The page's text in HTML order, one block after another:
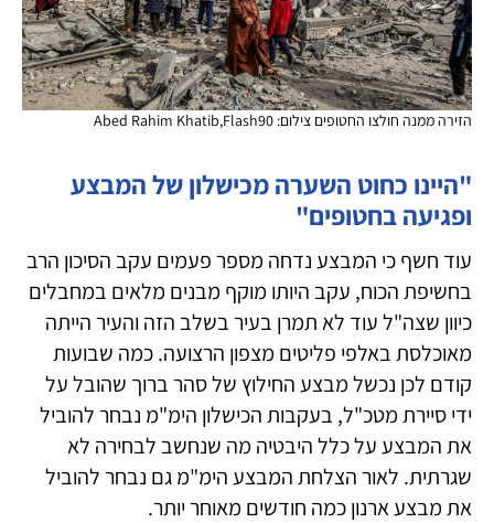
הזירה ממנה חולצו החטופים צילום: Abed Rahim Khatib,Flash90
"היינו כחוט השערה מכישלון של המבצע
ופגיעה בחטופים"
עוד חשף כי המבצע נדחה מספר פעמים עקב הסיכון הרב
בחשיפת הכוח, עקב היותו מוקף מבנים מלאים במחבלים
כיוון שצה"ל עוד לא תמרן בעיר בשלב הזה והעיר הייתה
מאוכלסת באלפי פליטים מצפון הרצועה. כמה שבועות
קודם לכן נכשל מבצע החילוץ של סהר ברוך שהובל על
ידי סיירת מטכ"ל, בעקבות הכישלון הימ"מ נבחר להוביל
את המבצע על כלל היבטיה מה שנחשב לבחירה לא
שגרתית. לאור הצלחת המבצע הימ"מ גם נבחר להוביל
את מבצע ארנון כמה חודשים מאוחר יותר.